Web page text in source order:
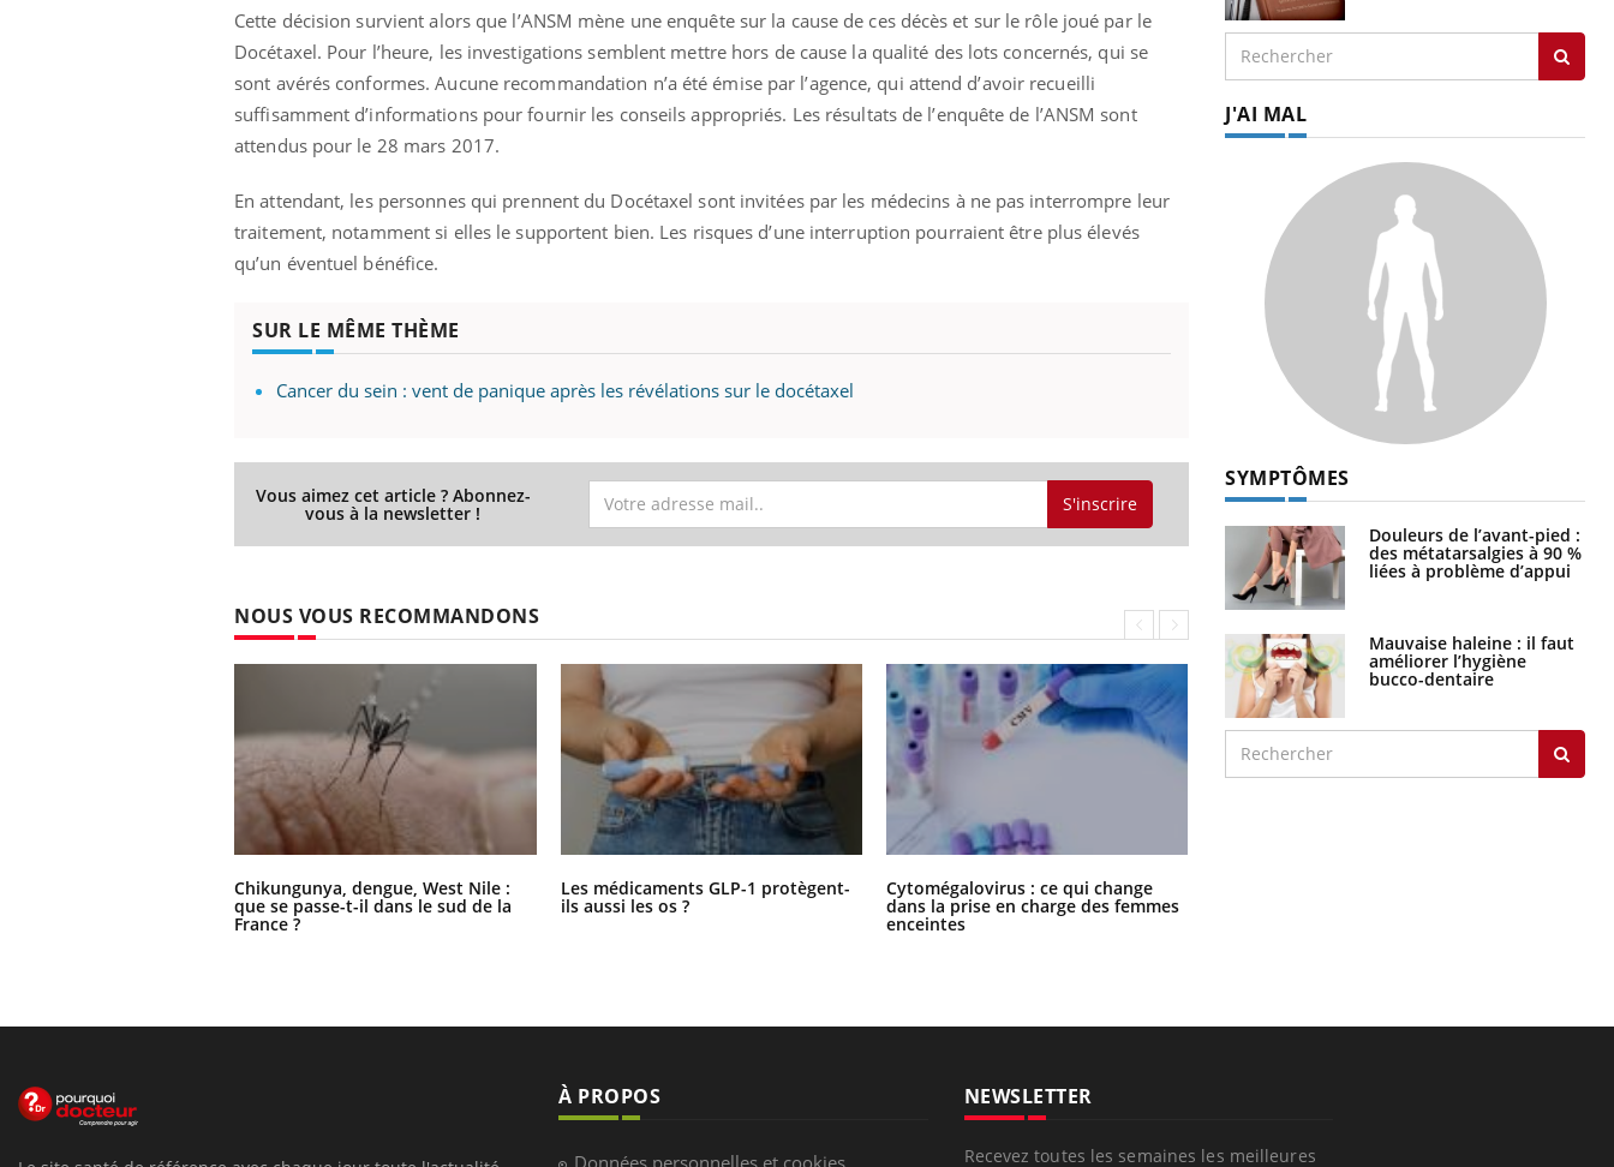
Cette décision survient alors que l’ANSM mène une enquête sur la cause de ces décès et sur le rôle joué par le
Docétaxel. Pour l’heure, les investigations semblent mettre hors de cause la qualité des lots concernés, qui se
sont avérés conformes. Aucune recommandation n’a été émise par l’agence, qui attend d’avoir recueilli
suffisamment d’informations pour fournir les conseils appropriés. Les résultats de l’enquête de l’ANSM sont
attendus pour le 28 mars 2017.
En attendant, les personnes qui prennent du Docétaxel sont invitées par les médecins à ne pas interrompre leur
traitement, notamment si elles le supportent bien. Les risques d’une interruption pourraient être plus élevés
qu’un éventuel bénéfice.
SUR LE MÊME THÈME
Cancer du sein : vent de panique après les révélations sur le docétaxel
Vous aimez cet article ? Abonnez-
vous à la newsletter ! S'inscrire
NOUS VOUS RECOMMANDONS
Chikungunya, dengue, West Nile :
que se passe-t-il dans le sud de la
France ?
Les médicaments GLP-1 protègent-
ils aussi les os ?
Cytomégalovirus : ce qui change
dans la prise en charge des femmes
enceintes
J'AI MAL
SYMPTÔMES
Douleurs de l’avant-pied :
des métatarsalgies à 90 %
liées à problème d’appui
Mauvaise haleine : il faut
améliorer l’hygiène
bucco-dentaire
À PROPOS
Données personnelles et cookies
NEWSLETTER
Recevez toutes les semaines les meilleures